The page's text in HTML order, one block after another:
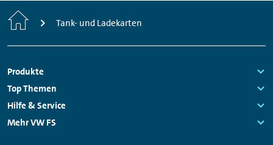
StartseiteTank- und Ladekarten
Fußzeilen
Navigation
Produkte
Links:
Top Themen
Links:
Hilfe & Service
Links:
Mehr VW FS